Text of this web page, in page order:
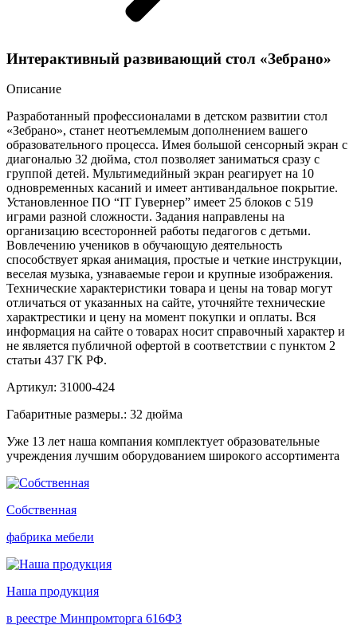
Интерактивный развивающий стол «Зебрано»
Описание
Разработанный профессионалами в детском развитии стол
«Зебрано», станет неотъемлемым дополнением вашего
образовательного процесса. Имея большой сенсорный экран с
диагональю 32 дюйма, стол позволяет заниматься сразу с
группой детей. Мультимедийный экран реагирует на 10
одновременных касаний и имеет антивандальное покрытие.
Установленное ПО “IT Гувернер” имеет 25 блоков с 519
играми разной сложности. Задания направлены на
организацию всесторонней работы педагогов с детьми.
Вовлечению учеников в обучающую деятельность
способствует яркая анимация, простые и четкие инструкции,
веселая музыка, узнаваемые герои и крупные изображения.
Технические характеристики товара и цены на товар могут
отличаться от указанных на сайте, уточняйте технические
характрестики и цену на момент покупки и оплаты. Вся
информация на сайте о товарах носит справочный характер и
не является публичной офертой в соответствии с пунктом 2
статьи 437 ГК РФ.
Артикул: 31000-424
Габаритные размеры.: 32 дюйма
Уже 13 лет наша компания комплектует образовательные
учреждения лучшим оборудованием широкого ассортимента
Собственная
фабрика мебели
Наша продукция
в реестре Минпромторга 616ФЗ